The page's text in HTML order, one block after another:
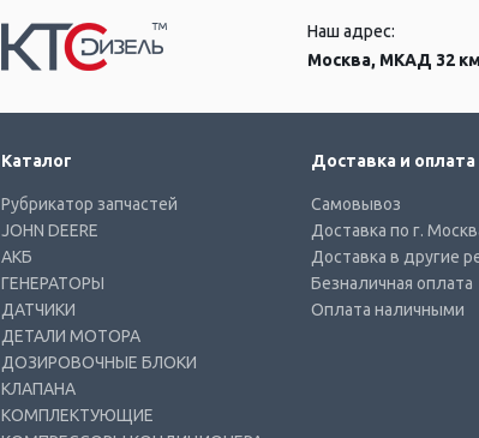
Наш адрес:
Москва, МКАД 32
Каталог
Рубрикатор запчастей
JOHN DEERE
АКБ
ГЕНЕРАТОРЫ
ДАТЧИКИ
ДЕТАЛИ МОТОРА
ДОЗИРОВОЧНЫЕ БЛОКИ
КЛАПАНА
КОМПЛЕКТУЮЩИЕ
Доставка и оплата
Самовывоз
Доставка по г.
Доставка в другие
Безналичная оплата
Оплата наличными